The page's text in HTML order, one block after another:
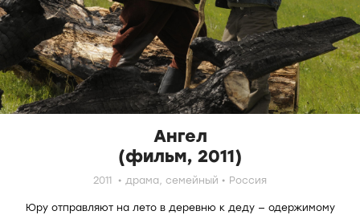
Ангел
(фильм, 2011)
2011 драма, семейный Россия
Юру отправляют на лето в деревню к деду — одержимому